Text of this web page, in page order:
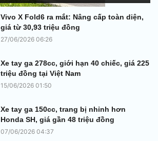
Vivo X Fold6 ra mắt: Nâng cấp toàn diện,
giá từ 30,93 triệu đồng
27/06/2026 06:26
Xe tay ga 278cc, giới hạn 40 chiếc, giá 225
triệu đồng tại Việt Nam
15/06/2026 01:50
Xe tay ga 150cc, trang bị nhỉnh hơn
Honda SH, giá gần 48 triệu đồng
07/06/2026 04:37